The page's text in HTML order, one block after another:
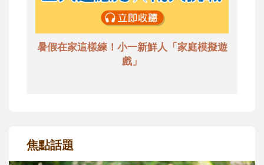
暑假在家這樣練！小一新鮮人「家庭模擬遊
戲」
焦點話題